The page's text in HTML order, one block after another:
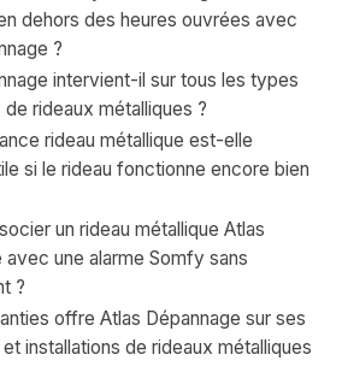
dehors des heures ouvrées avec
?
intervient-il sur tous les types
rideaux métalliques ?
rideau métallique est-elle
si le rideau fonctionne encore bien
un rideau métallique Atlas
avec une alarme Somfy sans
?
offre Atlas Dépannage sur ses
installations de rideaux métalliques